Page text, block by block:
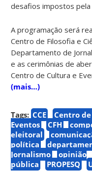
desafios impostos pela
A programação será
Centro de Filosofia e
Departamento de
e as cerimônias de
Centro de Cultura e
(mais…)
Tags: CCE
Centro
Eventos
CFH
eleitoral
política
Jornalismo
opinião
pública
PROPESQ